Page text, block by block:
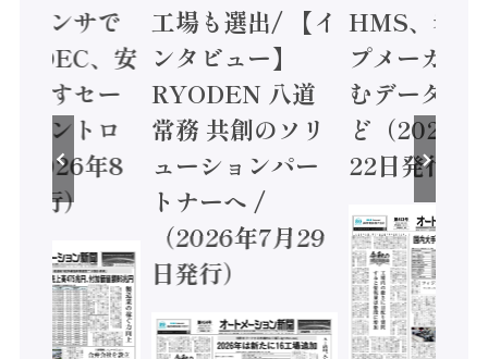
センサで
/ IDEC、安
かすセー
コントロ
2026年8
発行）
工場も選出/ 【イ
ンタビュー】
RYODEN 八道
常務 共創のソリ
ューションパー
トナーへ /
（2026年7月29
日発行）
HMS、老舗
プメーカー
むデータ活
ど（2026年
22日発行）